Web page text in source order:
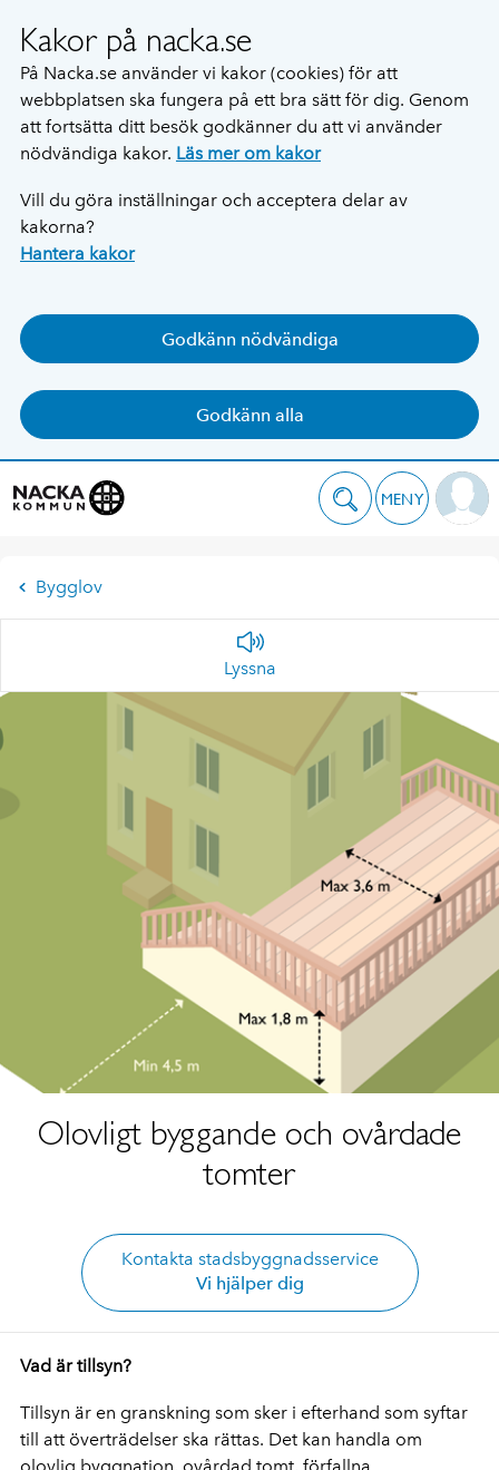
Kakor på nacka.se
På Nacka.se använder vi kakor (cookies) för att
webbplatsen ska fungera på ett bra sätt för dig. Genom
att fortsätta ditt besök godkänner du att vi använder
nödvändiga kakor. Läs mer om kakor
Vill du göra inställningar och acceptera delar av
kakorna?
Hantera kakor
Godkänn nödvändiga
Godkänn alla
MENY
Bygglov
Lyssna
Olovligt byggande och ovårdade
tomter
Kontakta stadsbyggnadsservice
Vi hjälper dig
Vad är tillsyn?
Tillsyn är en granskning som sker i efterhand som syftar
till att överträdelser ska rättas. Det kan handla om